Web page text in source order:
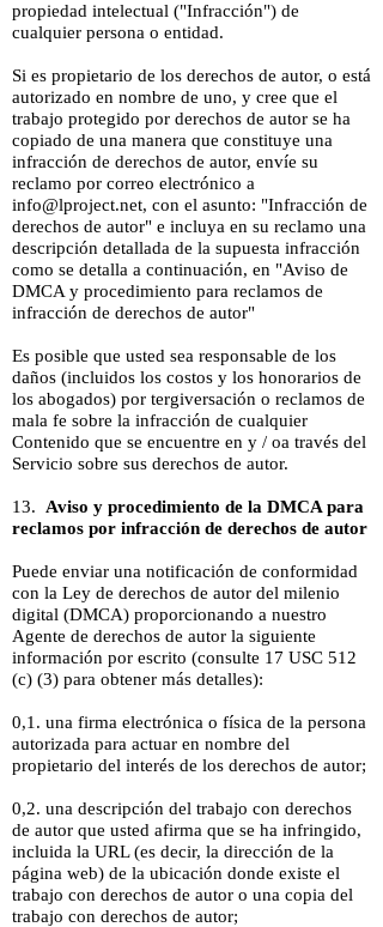
propiedad intelectual ("Infracción") de
cualquier persona o entidad.
Si es propietario de los derechos de autor, o está
autorizado en nombre de uno, y cree que el
trabajo protegido por derechos de autor se ha
copiado de una manera que constituye una
infracción de derechos de autor, envíe su
reclamo por correo electrónico a
info@lproject.net, con el asunto: "Infracción de
derechos de autor" e incluya en su reclamo una
descripción detallada de la supuesta infracción
como se detalla a continuación, en "Aviso de
DMCA y procedimiento para reclamos de
infracción de derechos de autor"
Es posible que usted sea responsable de los
daños (incluidos los costos y los honorarios de
los abogados) por tergiversación o reclamos de
mala fe sobre la infracción de cualquier
Contenido que se encuentre en y / oa través del
Servicio sobre sus derechos de autor.
13.
Aviso y procedimiento de la DMCA para
reclamos por infracción de derechos de autor
Puede enviar una notificación de conformidad
con la Ley de derechos de autor del milenio
digital (DMCA) proporcionando a nuestro
Agente de derechos de autor la siguiente
información por escrito (consulte 17 USC 512
(c) (3) para obtener más detalles):
0,1. una firma electrónica o física de la persona
autorizada para actuar en nombre del
propietario del interés de los derechos de autor;
0,2. una descripción del trabajo con derechos
de autor que usted afirma que se ha infringido,
incluida la URL (es decir, la dirección de la
página web) de la ubicación donde existe el
trabajo con derechos de autor o una copia del
trabajo con derechos de autor;